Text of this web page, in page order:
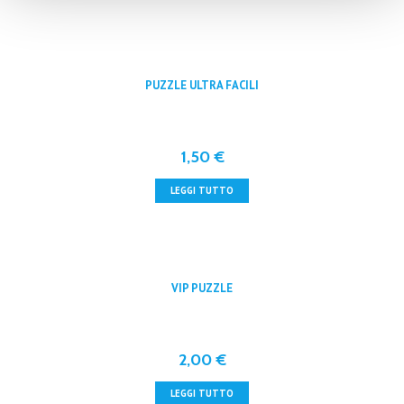
PUZZLE ULTRA FACILI
1,50€
LEGGI TUTTO
VIP PUZZLE
2,00€
LEGGI TUTTO